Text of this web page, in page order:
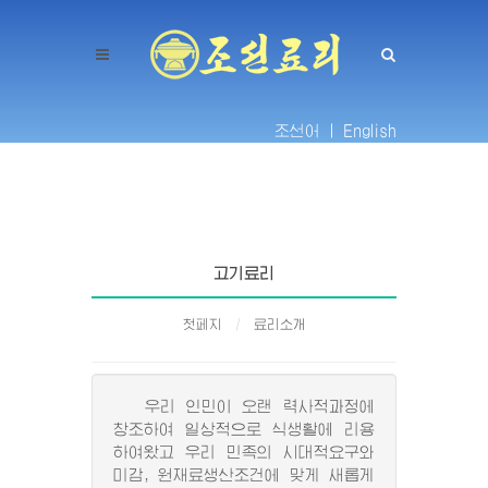
조선어 | English
고기료리
첫페지 료리소개
우리 인민이 오랜 력사적과정에
창조하여 일상적으로 식생활에 리용
하여왔고 우리 민족의 시대적요구와
미감, 원재료생산조건에 맞게 새롭게